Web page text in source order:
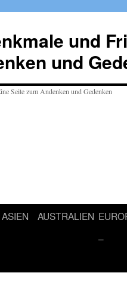
und
und
ASIEN AUSTRALIEN
–